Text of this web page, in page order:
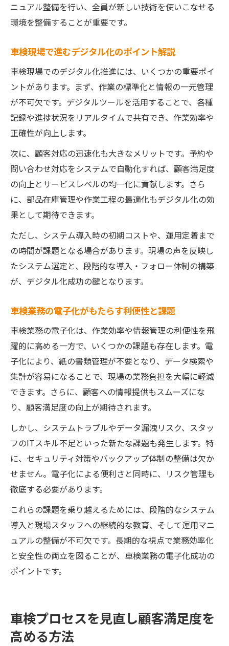
ニュアル整備を行い、全員が新しい技術を使いこなせる
環境を整備することが重要です。
車検現場で進むデジタル化のポイント解説
車検現場でのデジタル化推進には、いくつかの重要ポイ
ントがあります。まず、作業の標準化と情報の一元管理
が不可欠です。デジタルツールを活用することで、各種
記録や進捗状況をリアルタイムで共有でき、作業効率や
正確性が向上します。
次に、顧客対応の迅速化も大きなメリットです。予約や
問い合わせ対応をシステムで自動化すれば、顧客満足度
の向上とサービスレベルの均一化に貢献します。さら
に、部品在庫管理や作業工程の最適化もデジタル化の効
果として期待できます。
ただし、システム導入時の初期コストや、運用定着まで
の時間が課題となる場合があります。現場の声を反映し
たシステム選定と、段階的な導入・フォロー体制の構築
が、デジタル化成功の鍵となります。
車検業務の電子化がもたらす利便性と課題
車検業務の電子化は、作業効率や情報管理の利便性を飛
躍的に高める一方で、いくつかの課題も存在します。電
子化により、紙の書類管理が不要となり、データ検索や
集計が容易になることで、現場の業務負担を大幅に軽減
できます。さらに、顧客への情報提供もスムーズにな
り、顧客満足度の向上が期待されます。
しかし、システムトラブルやデータ漏洩リスク、スタッ
フのITスキル不足といった新たな課題も発生します。特
に、セキュリティ対策やバックアップ体制の整備は欠か
せません。電子化による便利さと同時に、リスク管理も
徹底する必要があります。
これらの課題を乗り越えるためには、段階的なシステム
導入と現場スタッフへの継続的な教育、そして運用マニ
ュアルの整備が不可欠です。長期的な視点で業務効率化
と安全性の両立を図ることが、車検業務の電子化成功の
ポイントです。
車検プロセスを見直し顧客満足度を
高める方法